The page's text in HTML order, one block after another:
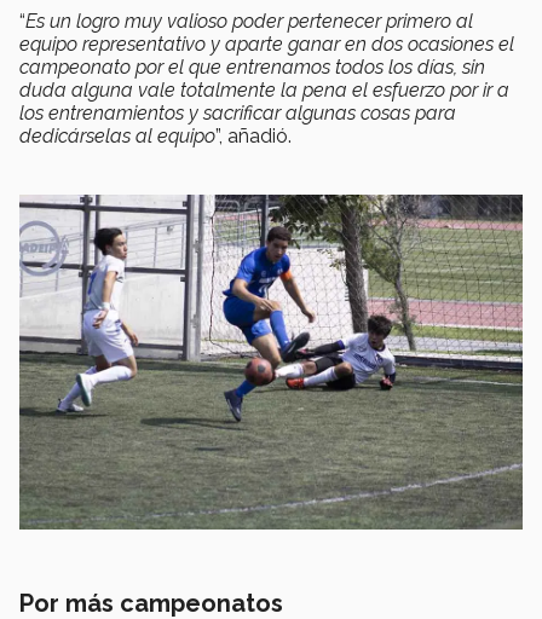
“Es un logro muy valioso poder pertenecer primero al
equipo representativo y aparte ganar en dos ocasiones el
campeonato por el que entrenamos todos los días, sin
duda alguna vale totalmente la pena el esfuerzo por ir a
los entrenamientos y sacrificar algunas cosas para
dedicárselas al equipo”, añadió.
Por más campeonatos